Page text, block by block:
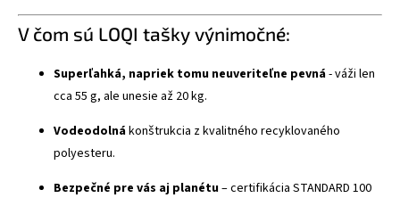
V čom sú LOQI tašky výnimočné:
Superľahká, napriek tomu neuveriteľne pevná- váži len
cca 55 g, ale unesie až 20 kg.
Vodeodolnákonštrukcia z kvalitného recyklovaného
polyesteru.
Bezpečné pre vás aj planétu– certifikácia STANDARD 100